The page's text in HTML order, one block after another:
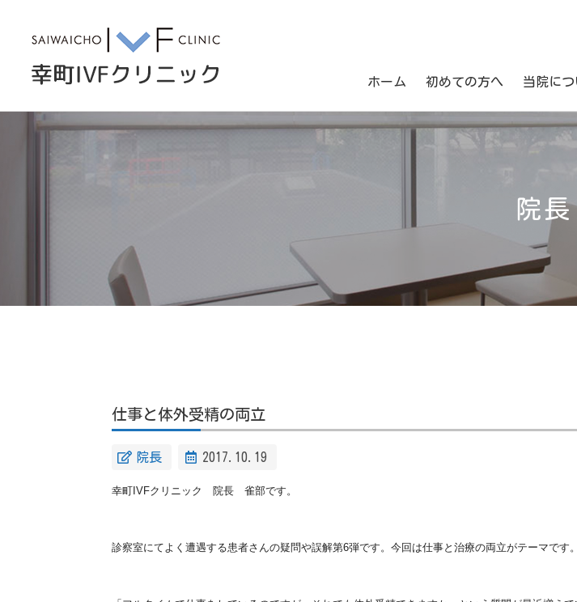
ホーム 初めての方へ 当院につ
院長
仕事と体外受精の両立
院長 2017.10.19
幸町 IVFクリニック 院長 雀部です。
診察室にてよく遭遇する患者さんの疑問や誤解第6弾です。今回は仕事と治療の両立がテーマです。